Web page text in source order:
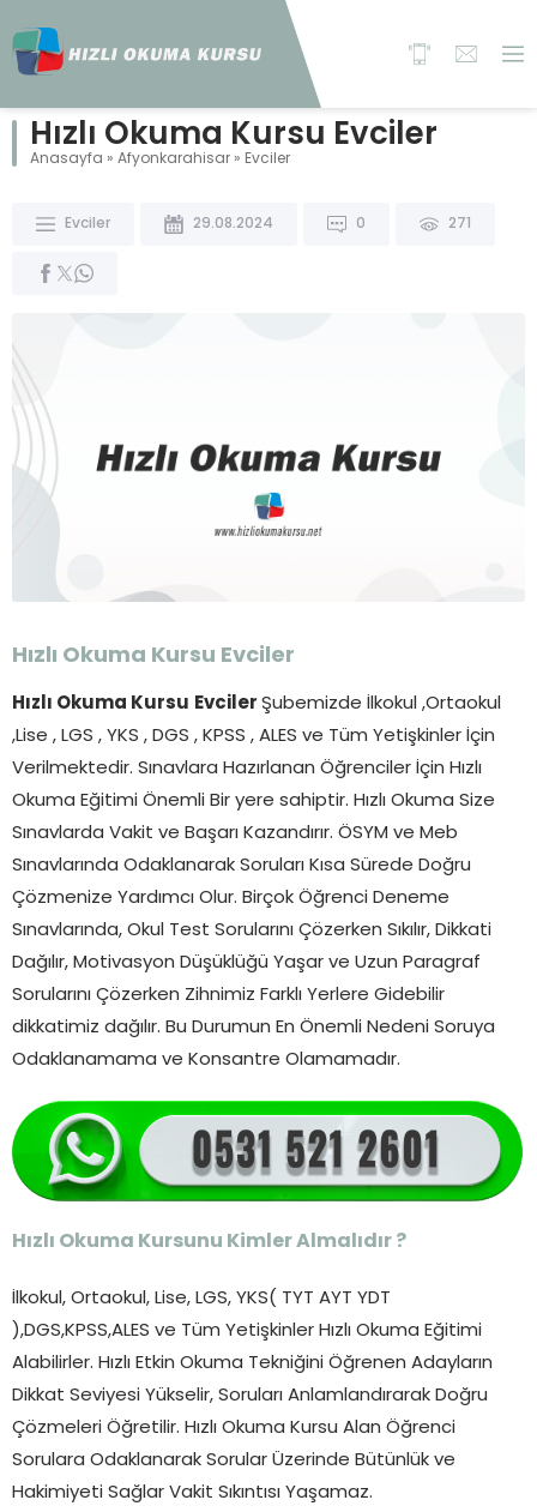
Hızlı Okuma Kursu Evciler
Anasayfa » Afyonkarahisar » Evciler
Evciler 29.08.2024 0 271
Hızlı Okuma Kursu Evciler
Hızlı Okuma Kursu Evciler Şubemizde İlkokul ,Ortaokul
,Lise , LGS , YKS , DGS , KPSS , ALES ve Tüm Yetişkinler İçin
Verilmektedir. Sınavlara Hazırlanan Öğrenciler İçin Hızlı
Okuma Eğitimi Önemli Bir yere sahiptir. Hızlı Okuma Size
Sınavlarda Vakit ve Başarı Kazandırır. ÖSYM ve Meb
Sınavlarında Odaklanarak Soruları Kısa Sürede Doğru
Çözmenize Yardımcı Olur. Birçok Öğrenci Deneme
Sınavlarında, Okul Test Sorularını Çözerken Sıkılır, Dikkati
Dağılır, Motivasyon Düşüklüğü Yaşar ve Uzun Paragraf
Sorularını Çözerken Zihnimiz Farklı Yerlere Gidebilir
dikkatimiz dağılır. Bu Durumun En Önemli Nedeni Soruya
Odaklanamama ve Konsantre Olamamadır.
Hızlı Okuma Kursunu Kimler Almalıdır ?
İlkokul, Ortaokul, Lise, LGS, YKS( TYT AYT YDT
),DGS,KPSS,ALES ve Tüm Yetişkinler Hızlı Okuma Eğitimi
Alabilirler. Hızlı Etkin Okuma Tekniğini Öğrenen Adayların
Dikkat Seviyesi Yükselir, Soruları Anlamlandırarak Doğru
Çözmeleri Öğretilir. Hızlı Okuma Kursu Alan Öğrenci
Sorulara Odaklanarak Sorular Üzerinde Bütünlük ve
Hakimiyeti Sağlar Vakit Sıkıntısı Yaşamaz.